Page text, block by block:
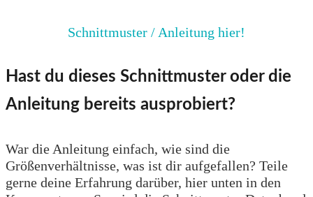
Schnittmuster / Anleitung hier!
Hast du dieses Schnittmuster oder die
Anleitung bereits ausprobiert?
War die Anleitung einfach, wie sind die
Größenverhältnisse, was ist dir aufgefallen? Teile
gerne deine Erfahrung darüber, hier unten in den